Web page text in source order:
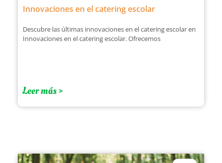
Innovaciones en el catering escolar
Descubre las últimas innovaciones en el catering escolar en
Innovaciones en el catering escolar. Ofrecemos
Leer más >